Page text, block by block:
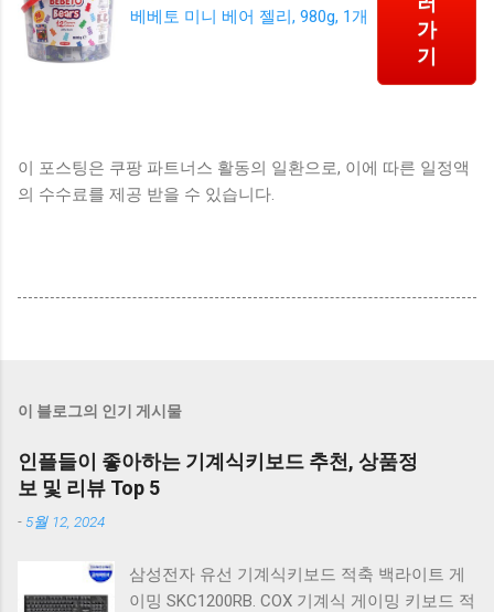
베베토 미니 베어 젤리, 980g, 1개
가
기
이 포스팅은 쿠팡 파트너스 활동의 일환으로, 이에 따른 일정액
의 수수료를 제공 받을 수 있습니다.
이 블로그의 인기 게시물
인플들이 좋아하는 기계식키보드 추천, 상품정
보 및 리뷰 Top 5
- 5월 12, 2024
삼성전자 유선 기계식키보드 적축 백라이트 게
이밍 SKC1200RB. COX 기계식 게이밍 키보드 적